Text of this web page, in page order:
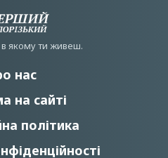
якому ти живеш.
нас
на сайті
політика